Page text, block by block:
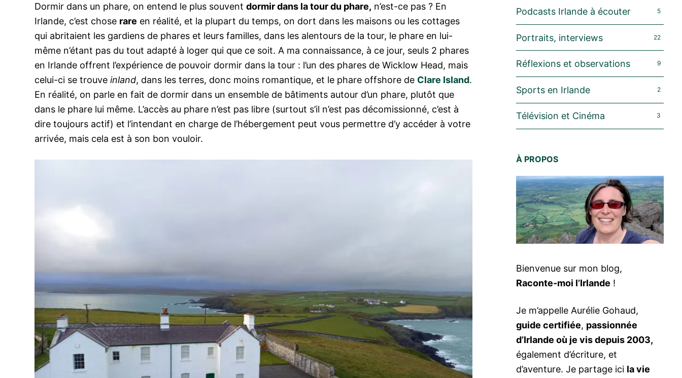
Dormir dans un phare, on entend le plus souvent dormir dans la tour du phare, n’est-ce pas ? En
Irlande, c’est chose rare en réalité, et la plupart du temps, on dort dans les maisons ou les cottages
qui abritaient les gardiens de phares et leurs familles, dans les alentours de la tour, le phare en lui-
même n’étant pas du tout adapté à loger qui que ce soit. A ma connaissance, à ce jour, seuls 2 phares
en Irlande offrent l’expérience de pouvoir dormir dans la tour : l’un des phares de Wicklow Head, mais
celui-ci se trouve inland, dans les terres, donc moins romantique, et le phare offshore de Clare Island.
En réalité, on parle en fait de dormir dans un ensemble de bâtiments autour d’un phare, plutôt que
dans le phare lui même. L’accès au phare n’est pas libre (surtout s’il n’est pas décomissionné, c’est à
dire toujours actif) et l’intendant en charge de l’hébergement peut vous permettre d’y accéder à votre
arrivée, mais cela est à son bon vouloir.
Podcasts Irlande à écouter 5
Portraits, interviews 22
Réflexions et observations 9
Sports en Irlande 2
Télévision et Cinéma 3
À PROPOS
Bienvenue sur mon blog,
Raconte-moi l’Irlande !
Je m’appelle Aurélie Gohaud,
guide certifiée, passionnée
d’Irlande où je vis depuis 2003,
également d’écriture, et
d’aventure. Je partage ici la vie